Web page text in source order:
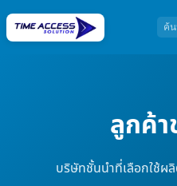
ลูกค้า
บริษัทชั้นนำที่เลือกใช้ผ